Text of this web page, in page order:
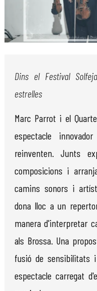
Dins el Festival
estrelles
Marc Parrot i el
espectacle
reinventen. Junts
composicions i
camins sonors i
dona lloc a un
manera d'interpretar
als Brossa. Una
fusió de sensibilitats
espectacle carregat